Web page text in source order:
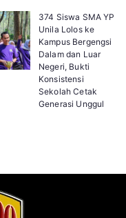
374 Siswa SMA YP
Unila Lolos ke
Kampus Bergengsi
Dalam dan Luar
Negeri, Bukti
Konsistensi
Sekolah Cetak
Generasi Unggul